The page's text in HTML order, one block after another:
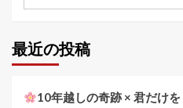
最近の投稿
10年越しの奇跡 × 君だけ